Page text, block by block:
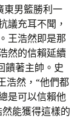
東男籃勝利一
議充耳不聞，
王浩然即是那
然的信賴延續
饋著主帥。史
浩然，“他們都
是可以信賴他
能獲得這樣的